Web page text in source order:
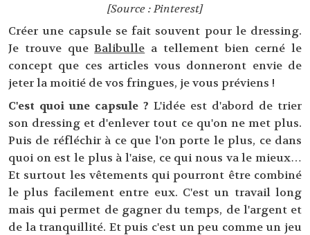
[Source : Pinterest]
Créer une capsule se fait souvent pour le dressing.
Je trouve queBalibulle a tellement bien cerné le
concept que ces articles vous donneront envie de
jeter la moitié de vos fringues, je vous préviens !
C'est quoi une capsule ? L'idée est d'abord de trier
son dressing et d'enlever tout ce qu'on ne met plus.
Puis de réfléchir à ce que l'on porte le plus, ce dans
quoi on est le plus à l'aise, ce qui nous va le mieux…
Et surtout les vêtements qui pourront être combiné
le plus facilement entre eux. C'est un travail long
mais qui permet de gagner du temps, de l'argent et
de la tranquillité. Et puis c'est un peu comme un jeu